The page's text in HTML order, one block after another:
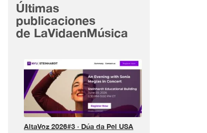
Últimas
publicaciones
de LaVidaenMúsica
AltaVoz 2026#3 · Dúa da Pel USA